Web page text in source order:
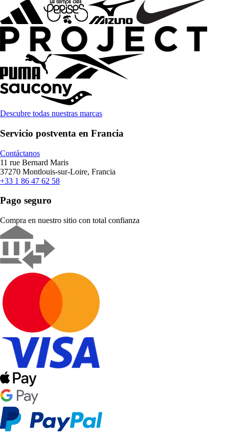
Descubre todas nuestras marcas
Servicio postventa en Francia
Contáctanos
11 rue Bernard Maris
37270 Montlouis-sur-Loire, Francia
+33 1 86 47 62 58
Pago seguro
Compra en nuestro sitio con total confianza